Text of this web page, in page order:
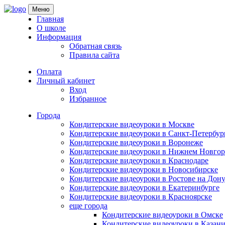
Skip
Меню
Главная
О школе
Информация
Обратная связь
Правила сайта
Оплата
Личный кабинет
Вход
Избранное
Города
Кондитерские видеоуроки в Москве
Кондитерские видеоуроки в Санкт-
Кондитерские видеоуроки в Воронеже
Кондитерские видеоуроки в Нижнем
Кондитерские видеоуроки в Краснодаре
Кондитерские видеоуроки в Новосибирске
Кондитерские видеоуроки в Ростове на Дону
Кондитерские видеоуроки в Екатеринбурге
Кондитерские видеоуроки в Красноярске
еще города
Кондитерские видеоуроки в Омске